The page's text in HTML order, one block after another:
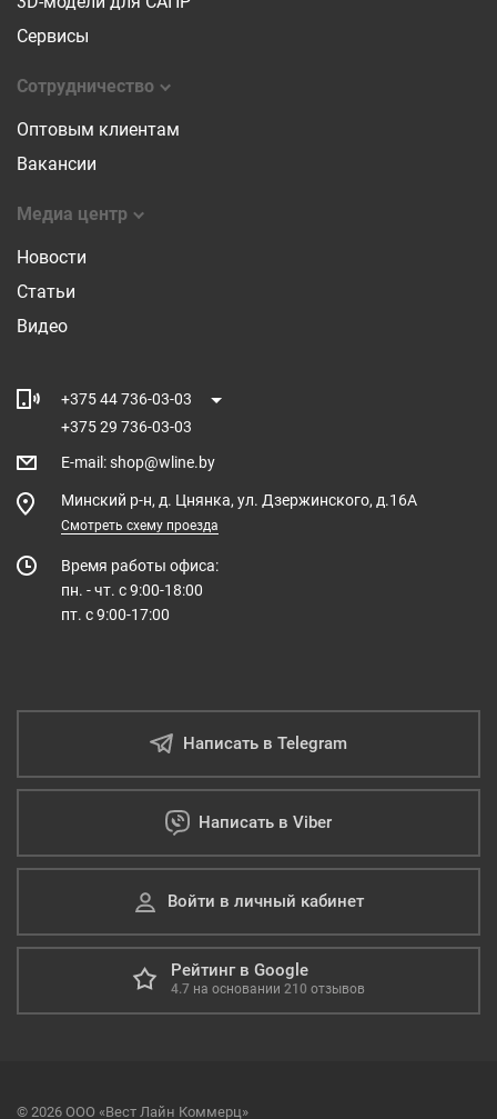
Сервисы
Сотрудничество
Оптовым клиентам
Вакансии
Медиа центр
Новости
Статьи
Видео
+375 44 736-03-03
+375 29 736-03-03
E-mail :shop@wline.by
Минский р-н, д. Цнянка, ул. Дзержинского, д.16А
Смотреть схему проезда
Время работы офиса:
пн. - чт. с 9:00-18:00
пт. с 9:00-17:00
Написать в Telegram
Написать в Viber
Войти в личный кабинет
Рейтинг в Google
4.7 на основании 210 отзывов
© 2026 ООО «Вест Лайн Коммерц»